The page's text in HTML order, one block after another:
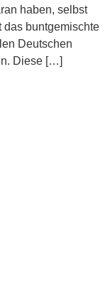
haben, selbst
das buntgemischte
Deutschen
Diese […]